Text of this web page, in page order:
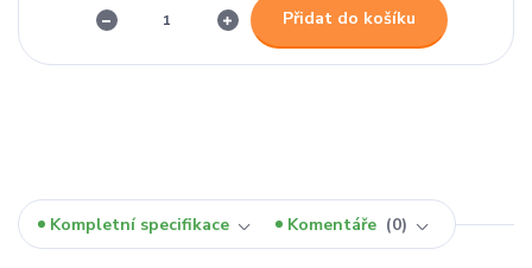
Přidat do košíku
Kompletní specifikace Komentáře 0